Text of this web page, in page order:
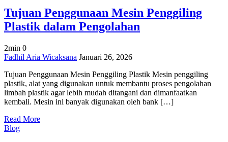
Tujuan Penggunaan Mesin Penggiling
Plastik dalam Pengolahan
2min 0
on
Penggunaan
Mesin
Penggiling
Plastik
Pengolahan
Fadhil Aria Wicaksana Januari 26, 2026
Tujuan Penggunaan Mesin Penggiling Plastik Mesin penggiling
plastik, alat yang digunakan untuk membantu proses pengolahan
limbah plastik agar lebih mudah ditangani dan dimanfaatkan
kembali. Mesin ini banyak digunakan oleh bank […]
Read More
Blog